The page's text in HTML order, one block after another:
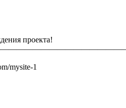
проекта!
mysite-1